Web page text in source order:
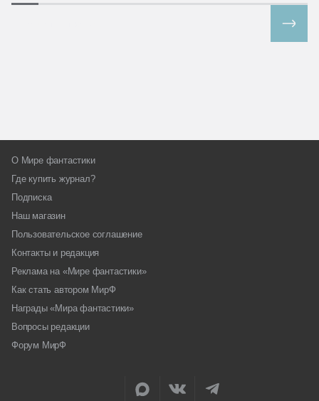
О Мире фантастики
Где купить журнал?
Подписка
Наш магазин
Пользовательское соглашение
Контакты и редакция
Реклама на «Мире фантастики»
Как стать автором МирФ
Награды «Мира фантастики»
Вопросы редакции
Форум МирФ